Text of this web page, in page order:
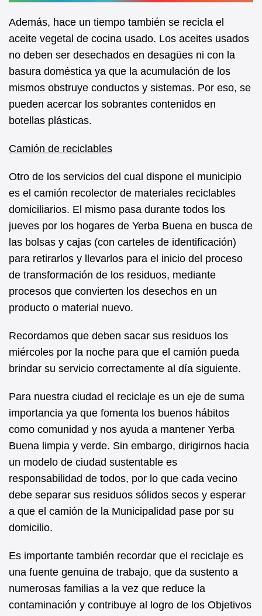
Además, hace un tiempo también se recicla el
aceite vegetal de cocina usado. Los aceites usados
no deben ser desechados en desagües ni con la
basura doméstica ya que la acumulación de los
mismos obstruye conductos y sistemas. Por eso, se
pueden acercar los sobrantes contenidos en
botellas plásticas.
Camión de reciclables
Otro de los servicios del cual dispone el municipio
es el camión recolector de materiales reciclables
domiciliarios. El mismo pasa durante todos los
jueves por los hogares de Yerba Buena en busca de
las bolsas y cajas (con carteles de identificación)
para retirarlos y llevarlos para el inicio del proceso
de transformación de los residuos, mediante
procesos que convierten los desechos en un
producto o material nuevo.
Recordamos que deben sacar sus residuos los
miércoles por la noche para que el camión pueda
brindar su servicio correctamente al día siguiente.
Para nuestra ciudad el reciclaje es un eje de suma
importancia ya que fomenta los buenos hábitos
como comunidad y nos ayuda a mantener Yerba
Buena limpia y verde. Sin embargo, dirigirnos hacia
un modelo de ciudad sustentable es
responsabilidad de todos, por lo que cada vecino
debe separar sus residuos sólidos secos y esperar
a que el camión de la Municipalidad pase por su
domicilio.
Es importante también recordar que el reciclaje es
una fuente genuina de trabajo, que da sustento a
numerosas familias a la vez que reduce la
contaminación y contribuye al logro de los Objetivos